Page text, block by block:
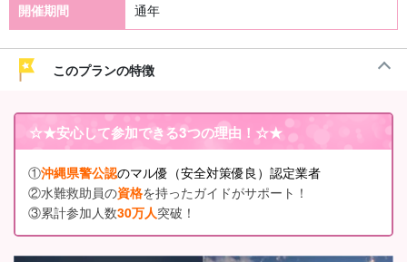
開催期間 通年
このプランの特徴
☆★安心して参加できる3つの理由 ！☆★
①沖縄県警公認のマル優（安全対策優良）認定業者
②水難救助員の資格を持ったガイドがサポート！
③累計参加人数30万人突破！